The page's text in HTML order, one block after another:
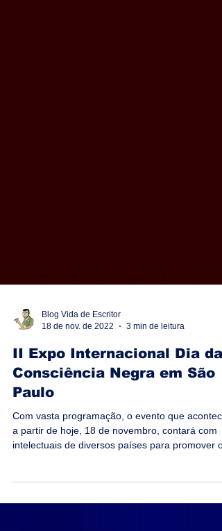
Blog Vida de Escritor
18 de nov. de 2022
II Expo Internacional Dia da
Consciência Negra em São
Paulo
Com vasta programação, o evento que acontece
intelectuais de diversos países para promover o